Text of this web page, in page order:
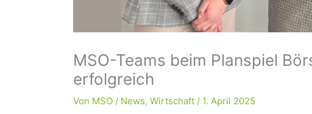
MSO-Teams beim Planspiel
erfolgreich
Von MSO / News,Wirtschaft / 1. April 2025